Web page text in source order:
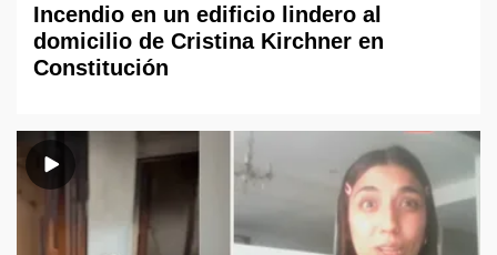
Incendio en un edificio lindero al
domicilio de Cristina Kirchner en
Constitución